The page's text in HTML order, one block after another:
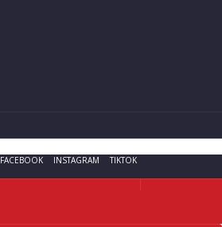
FACEBOOK INSTAGRAM TIKTOK